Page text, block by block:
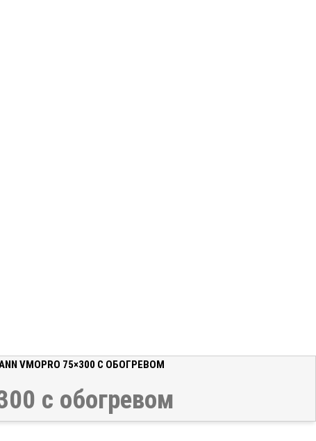
VMOPRO 75×300 С ОБОГРЕВОМ
с обогревом